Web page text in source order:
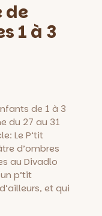
de
1 à 3
de 1 à 3
du 27 au 31
Le P’tit
d’ombres
au Divadlo
p’tit
et qui